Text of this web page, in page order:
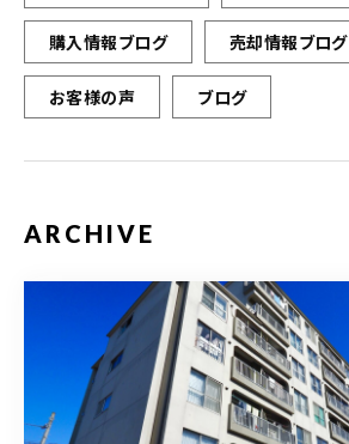
購入情報ブログ 売却情報ブログ
お客様の声 ブログ
ARCHIVE